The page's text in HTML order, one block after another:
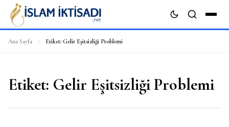
Ana Sayfa / Etiket: Gelir Eşitsizliği Problemi
Etiket: Gelir Eşitsizliği Problemi